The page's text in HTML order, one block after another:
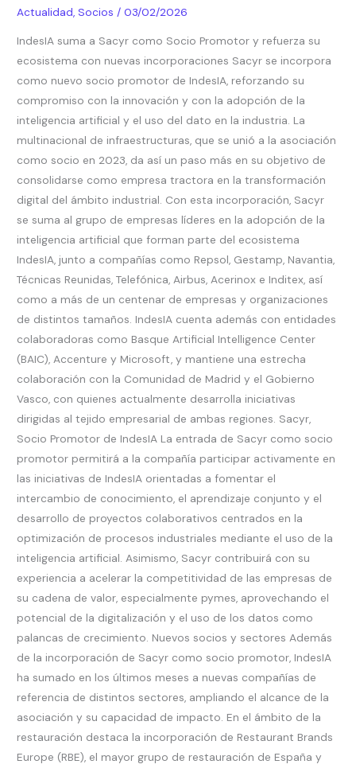
Actualidad, Socios /03/02/2026
IndesIA suma a Sacyr como Socio Promotor y refuerza su
ecosistema con nuevas incorporaciones Sacyr se incorpora
como nuevo socio promotor de IndesIA, reforzando su
compromiso con la innovación y con la adopción de la
inteligencia artificial y el uso del dato en la industria. La
multinacional de infraestructuras, que se unió a la asociación
como socio en 2023, da así un paso más en su objetivo de
consolidarse como empresa tractora en la transformación
digital del ámbito industrial. Con esta incorporación, Sacyr
se suma al grupo de empresas líderes en la adopción de la
inteligencia artificial que forman parte del ecosistema
IndesIA, junto a compañías como Repsol, Gestamp, Navantia,
Técnicas Reunidas, Telefónica, Airbus, Acerinox e Inditex, así
como a más de un centenar de empresas y organizaciones
de distintos tamaños. IndesIA cuenta además con entidades
colaboradoras como Basque Artificial Intelligence Center
(BAIC), Accenture y Microsoft, y mantiene una estrecha
colaboración con la Comunidad de Madrid y el Gobierno
Vasco, con quienes actualmente desarrolla iniciativas
dirigidas al tejido empresarial de ambas regiones. Sacyr,
Socio Promotor de IndesIA La entrada de Sacyr como socio
promotor permitirá a la compañía participar activamente en
las iniciativas de IndesIA orientadas a fomentar el
intercambio de conocimiento, el aprendizaje conjunto y el
desarrollo de proyectos colaborativos centrados en la
optimización de procesos industriales mediante el uso de la
inteligencia artificial. Asimismo, Sacyr contribuirá con su
experiencia a acelerar la competitividad de las empresas de
su cadena de valor, especialmente pymes, aprovechando el
potencial de la digitalización y el uso de los datos como
palancas de crecimiento. Nuevos socios y sectores Además
de la incorporación de Sacyr como socio promotor, IndesIA
ha sumado en los últimos meses a nuevas compañías de
referencia de distintos sectores, ampliando el alcance de la
asociación y su capacidad de impacto. En el ámbito de la
restauración destaca la incorporación de Restaurant Brands
Europe (RBE), el mayor grupo de restauración de España y
nuevo
Socio
Promotor